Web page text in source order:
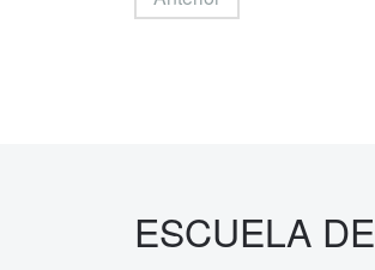
ESCUELA